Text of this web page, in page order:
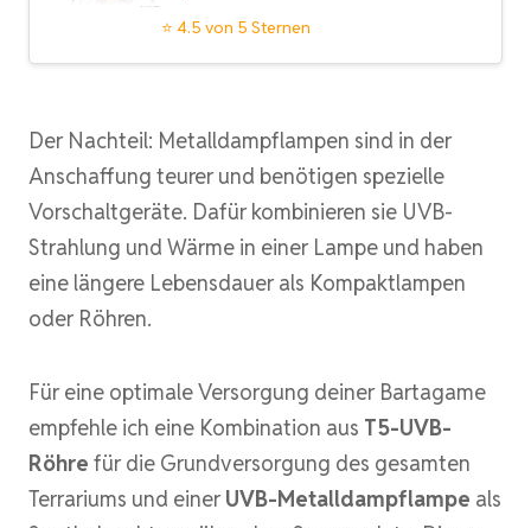
⭐ 4.5 von 5 Sternen
Der Nachteil: Metalldampflampen sind in der
Anschaffung teurer und benötigen spezielle
Vorschaltgeräte. Dafür kombinieren sie UVB-
Strahlung und Wärme in einer Lampe und haben
eine längere Lebensdauer als Kompaktlampen
oder Röhren.
Für eine optimale Versorgung deiner Bartagame
empfehle ich eine Kombination aus T5-UVB-
Röhre für die Grundversorgung des gesamten
Terrariums und einerUVB-Metalldampflampe als